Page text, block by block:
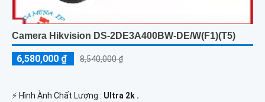
Camera Hikvision DS-2DE3A400BW-DE/W(F1)(T5)
6,580,000 ₫ 8,540,000 ₫
️⚡ Hình Ành Chất Lượng : Ultra 2k .